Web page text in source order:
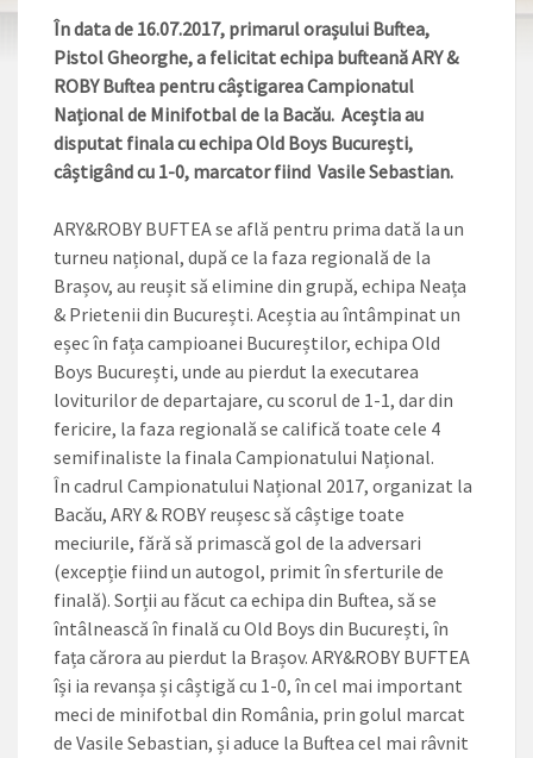
În data de 16.07.2017, primarul orașului Buftea,
Pistol Gheorghe, a felicitat echipa bufteană ARY &
ROBY Buftea pentru câștigarea Campionatul
Național de Minifotbal de la Bacău. Aceștia au
disputat finala cu echipa Old Boys București,
câștigând cu 1-0, marcator fiind Vasile Sebastian.
ARY&ROBY BUFTEA se află pentru prima dată la un
turneu național, după ce la faza regională de la
Brașov, au reușit să elimine din grupă, echipa Neața
& Prietenii din București. Aceștia au întâmpinat un
eșec în fața campioanei Bucureștilor, echipa Old
Boys București, unde au pierdut la executarea
loviturilor de departajare, cu scorul de 1-1, dar din
fericire, la faza regională se califică toate cele 4
semifinaliste la finala Campionatului Național.
În cadrul Campionatului Național 2017, organizat la
Bacău, ARY & ROBY reușesc să câștige toate
meciurile, fără să primască gol de la adversari
(excepție fiind un autogol, primit în sferturile de
finală). Sorții au făcut ca echipa din Buftea, să se
întâlnească în finală cu Old Boys din București, în
fața cărora au pierdut la Brașov. ARY&ROBY BUFTEA
își ia revanșa și câștigă cu 1-0, în cel mai important
meci de minifotbal din România, prin golul marcat
de Vasile Sebastian, și aduce la Buftea cel mai râvnit